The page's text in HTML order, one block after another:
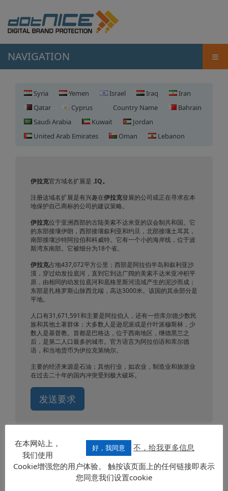
NAVIGATION ≡
Syria Yemen Israel Iraq
Iran
Qatar
Cyprus Country Name
Bahrain
Saudi Arabia
Kuwait
Jordan
United Arab Emirates
Oman Lebanon
伊拉克域名注册
伊拉克官方域名扩展是 .IQ。
注册这域名扩展是有兴趣在伊拉克發展的公司或正在寻求在本
地保护自己商标的公司的建议策略。
伊拉克位于亚洲西部的古陆美索不达米亚的议会制共和国。它
的东部接壤伊朗，西部接壤叙利亚和约旦，北部接壤土耳其，
南部接壤沙特阿拉伯和科威特。它有一个小的海岸线，位于波
斯湾东南部。它被细分为18个省。
伊拉克占地437,072平方公里；西部是阿拉伯半岛和叙利亚沙
漠，穿过幼发拉底河，直到它到达广阔的美索不达米亚冲积平
原，由相同的幼发拉底河和底格里斯河流域产生的泥沙而成；
东部是扎格罗斯山脉西北端，高达3000米。该国的其余部分是
平地。
人口有31,671,591和主要是阿拉伯人，还有一些库尔德少数民
族和其他土著群体；大多数人是逊尼派或是什叶派穆斯林，少
数人是基督教。首都是巴格达，位于西南地区，继德黑兰之
后，是第二人口最多的城市。官方语言为阿拉伯语和库尔德
语，和当地货币为伊拉克第纳尔。
主要的经济来源是石油；其他行业，如农业，制造业和旅游业
在过去二十年的国内冲突受到极大破坏。
发送要求
联系
好，我同意 不，给我更多信息
在本网站上，
我们使用
Cookie增强您的用户体验。 触按该页面上的任何链接即表示
您同意我们设置cookie